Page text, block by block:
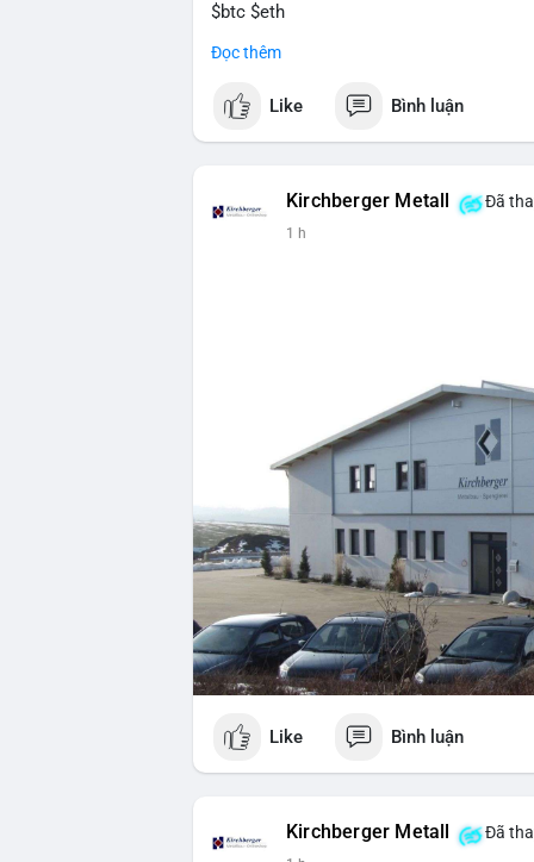
$btc $eth
#vlikevn
📰 Nguồn: Cointelegraph
Đọc thêm
Like Bình luận
Kirchberger Metall Đã
1 h
Like Bình luận
Kirchberger Metall Đã